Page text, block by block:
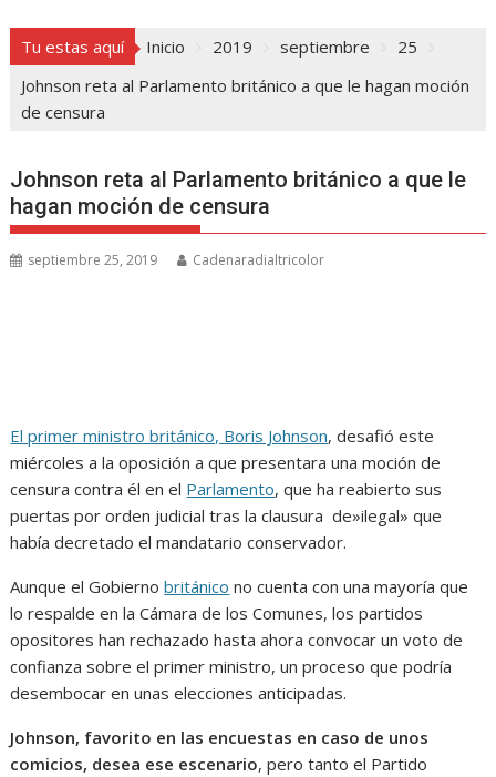
Tu estas aquí Inicio 2019 septiembre
25
Johnson reta al Parlamento británico a que le hagan moción
de censura
Johnson reta al Parlamento británico a que le
hagan moción de censura
septiembre 25, 2019 Cadenaradialtricolor
El primer ministro británico, Boris Johnson, desafió este
miércoles a la oposición a que presentara una moción de
censura contra él en el Parlamento, que ha reabierto sus
puertas por orden judicial tras la clausura de»ilegal» que
había decretado el mandatario conservador.
Aunque el Gobiernobritánico no cuenta con una mayoría que
lo respalde en la Cámara de los Comunes, los partidos
opositores han rechazado hasta ahora convocar un voto de
confianza sobre el primer ministro, un proceso que podría
desembocar en unas elecciones anticipadas.
Johnson, favorito en las encuestas en caso de unos
comicios, desea ese escenario, pero tanto el Partido